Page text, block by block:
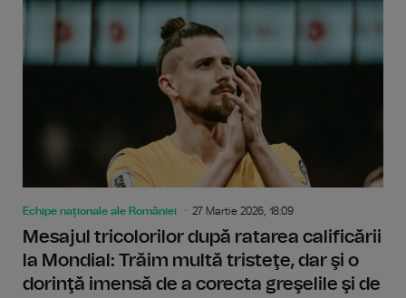
Echipe naționale ale României 27 Martie 2026, 18:09
Mesajul tricolorilor după ratarea calificării
la Mondial: Trăim multă tristeţe, dar şi o
dorinţă imensă de a corecta greşelile şi de